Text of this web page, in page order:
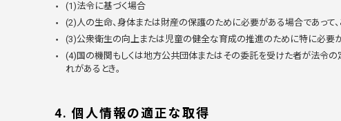
(1)法令に基づく場合
(2)人の生命、身体または財産の保護のために必要がある場合であって
(3)公衆衛生の向上または児童の健全な育成の推進のために特に必要が
(4)国の機関もしくは地方公共団体またはその委託を受けた者が法令
れがあるとき。
4. 個人情報の適正な取得